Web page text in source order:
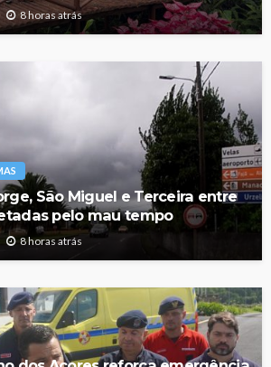
8 horas atrás
São Miguel e Terceira entre
pelo mau tempo
8 horas atrás